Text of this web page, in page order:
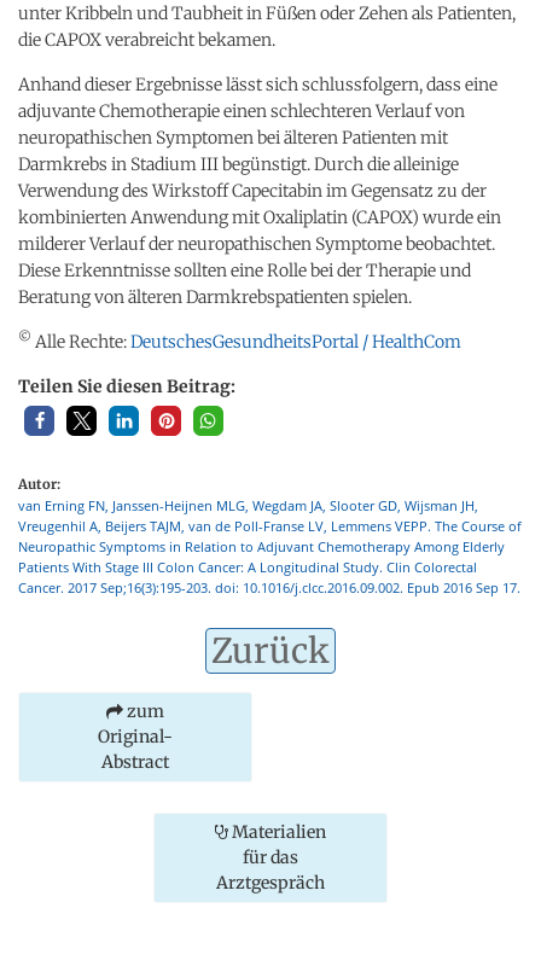
unter Kribbeln und Taubheit in Füßen oder Zehen als Patienten,
die CAPOX verabreicht bekamen.
Anhand dieser Ergebnisse lässt sich schlussfolgern, dass eine
adjuvante Chemotherapie einen schlechteren Verlauf von
neuropathischen Symptomen bei älteren Patienten mit
Darmkrebs in Stadium III begünstigt. Durch die alleinige
Verwendung des Wirkstoff Capecitabin im Gegensatz zu der
kombinierten Anwendung mit Oxaliplatin (CAPOX) wurde ein
milderer Verlauf der neuropathischen Symptome beobachtet.
Diese Erkenntnisse sollten eine Rolle bei der Therapie und
Beratung von älteren Darmkrebspatienten spielen.
© Alle Rechte:DeutschesGesundheitsPortal / HealthCom
Teilen Sie diesen Beitrag:
Autor:
van Erning FN, Janssen-Heijnen MLG, Wegdam JA, Slooter GD, Wijsman JH,
Vreugenhil A, Beijers TAJM, van de Poll-Franse LV, Lemmens VEPP. The Course of
Neuropathic Symptoms in Relation to Adjuvant Chemotherapy Among Elderly
Patients With Stage III Colon Cancer: A Longitudinal Study. Clin Colorectal
Cancer. 2017 Sep;16(3):195-203. doi: 10.1016/j.clcc.2016.09.002. Epub 2016 Sep 17.
Zurück
zum
Original-
Abstract
Materialien
für das
Arztgespräch